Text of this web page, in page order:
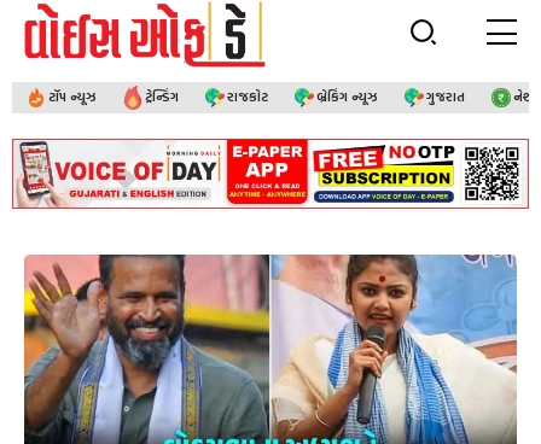
ટૉપ ન્યૂઝ ટ્રેન્ડિંગ રાજકોટ બ્રેકિંગ ન્યૂઝ ગુજરાત